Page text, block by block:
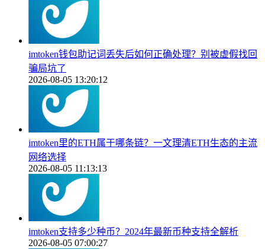
imtoken钱包助记词丢失后如何正确处理？别被虚假找回
骗局坑了
2026-08-05 13:20:12
imtoken里的ETH属于哪条链？一文理清ETH生态的主流
网络选择
2026-08-05 11:13:13
imtoken支持多少种币？2024年最新币种支持全解析
2026-08-05 07:00:27